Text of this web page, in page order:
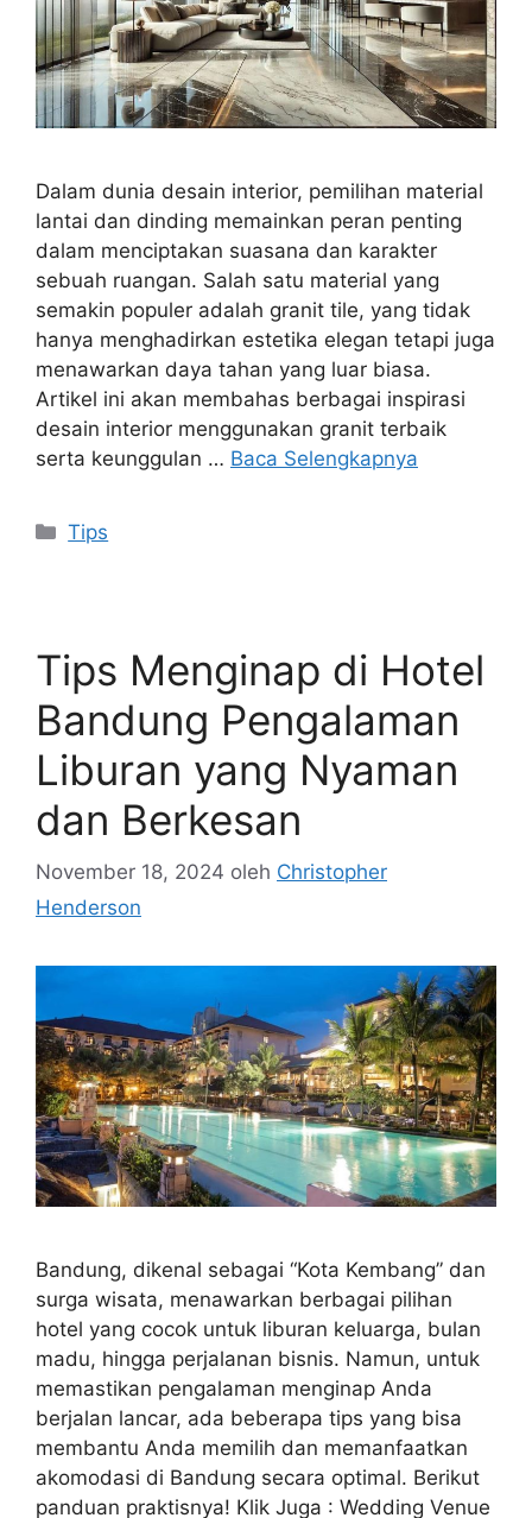
Dalam dunia desain interior, pemilihan material
lantai dan dinding memainkan peran penting
dalam menciptakan suasana dan karakter
sebuah ruangan. Salah satu material yang
semakin populer adalah granit tile, yang tidak
hanya menghadirkan estetika elegan tetapi juga
menawarkan daya tahan yang luar biasa.
Artikel ini akan membahas berbagai inspirasi
desain interior menggunakan granit terbaik
serta keunggulan … Baca Selengkapnya
Kategori
Tips
Tips Menginap di Hotel
Bandung Pengalaman
Liburan yang Nyaman
dan Berkesan
November 18, 2024 oleh Christopher
Henderson
Bandung, dikenal sebagai “Kota Kembang” dan
surga wisata, menawarkan berbagai pilihan
hotel yang cocok untuk liburan keluarga, bulan
madu, hingga perjalanan bisnis. Namun, untuk
memastikan pengalaman menginap Anda
berjalan lancar, ada beberapa tips yang bisa
membantu Anda memilih dan memanfaatkan
akomodasi di Bandung secara optimal. Berikut
panduan praktisnya! Klik Juga : Wedding Venue